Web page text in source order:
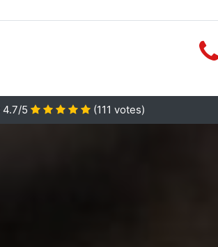
4.7/5 (111 votes)